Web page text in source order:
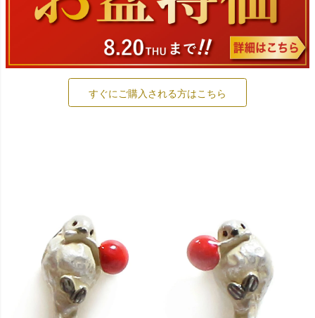
すぐにご購入される方はこちら